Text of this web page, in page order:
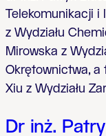
Telekomunikacji i
z Wydziału
Mirowska z
Okrętownictwa, a
Xiu z Wydziału
Dr inż.